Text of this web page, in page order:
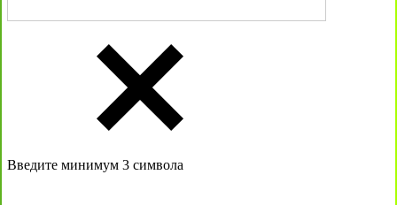
Введите минимум 3 символа